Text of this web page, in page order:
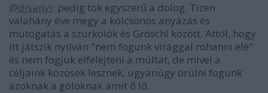
@djsanyi: pedig tök egyszerű a dolog. Tizen
valahány éve megy a kölcsönös anyázás és
mutogatás a szurkolók és Gröschl között. Attól, hogy
itt játszik nyilván "nem fogunk virággal rohanni elé"
és nem fogjuk elfelejteni a múltat, de mivel a
céljaink közösek lesznek, ugyanúgy örülni fogunk
azoknak a góloknak amit ő lő.